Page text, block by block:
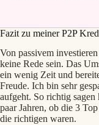
Fazit zu meiner P2P
Von passivem
keine Rede sein. Das
ein wenig Zeit und
Freude. Ich bin sehr
aufgeht. So richtig sagen
paar Jahren, ob die 3
die richtigen waren.